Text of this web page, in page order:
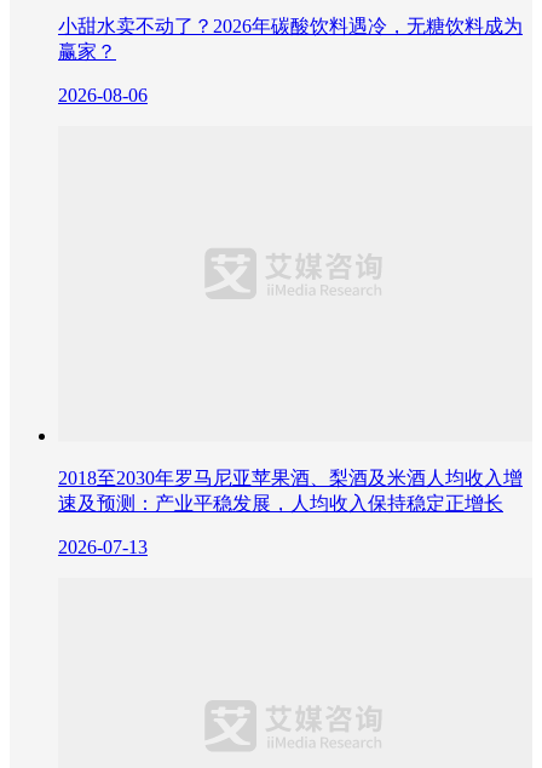
小甜水卖不动了？2026年碳酸饮料遇冷，无糖饮料成为
赢家？
2026-08-06
2018至2030年罗马尼亚苹果酒、梨酒及米酒人均收入增
速及预测：产业平稳发展，人均收入保持稳定正增长
2026-07-13